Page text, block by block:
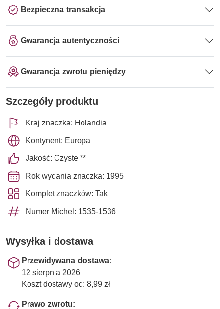
Bezpieczna transakcja
Gwarancja autentyczności
Gwarancja zwrotu pieniędzy
Szczegóły produktu
Kraj znaczka: Holandia
Kontynent: Europa
Jakość: Czyste **
Rok wydania znaczka: 1995
Komplet znaczków: Tak
Numer Michel: 1535-1536
Wysyłka i dostawa
Przewidywana dostawa:
12 sierpnia 2026
Koszt dostawy od: 8,99 zł
Prawo zwrotu: